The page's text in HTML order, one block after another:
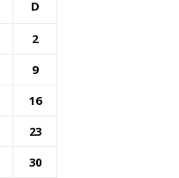
D
2
9
16
23
30